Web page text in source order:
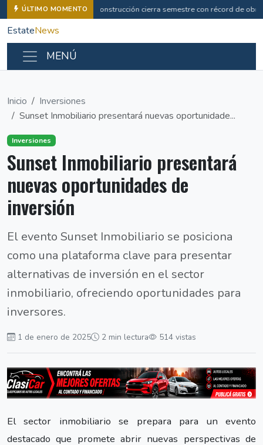
ÚLTIMO MOMENTO Construcción cierra semestre con récord de
EstateNews
MENÚ
Inicio
Inversiones
Sunset Inmobiliario presentará nuevas oportunidade...
Inversiones
Sunset Inmobiliario presentará
nuevas oportunidades de
inversión
El evento Sunset Inmobiliario se posiciona
como una plataforma clave para presentar
alternativas de inversión en el sector
inmobiliario, ofreciendo oportunidades para
inversores.
1 de enero de 2025 2 min lectura 514 vistas
El sector inmobiliario se prepara para un evento
destacado que promete abrir nuevas perspectivas de